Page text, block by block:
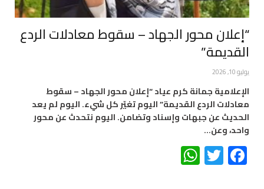
“إعلان محور الجهاد – سقوط معادلات الردع
القديمة”
يوليو 10, 2026
الإعلامية جمانة كرم عياد “إعلان محور الجهاد – سقوط
معادلات الردع القديمة” اليوم تغيّر كل شيء. اليوم لم يعد
الحديث عن جبهات وإسناد وتضامن. اليوم نتحدث عن محور
واحد، وعن…
Facebook
Twitter